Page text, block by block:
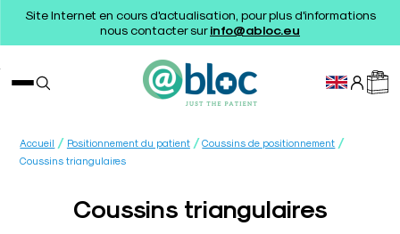
Site Internet en cours d'actualisation, pour plus d'informations
nous contacter surinfo@abloc.eu
Accueil / Positionnement du patient / Coussins de positionnement /
Coussins triangulaires
Coussins triangulaires